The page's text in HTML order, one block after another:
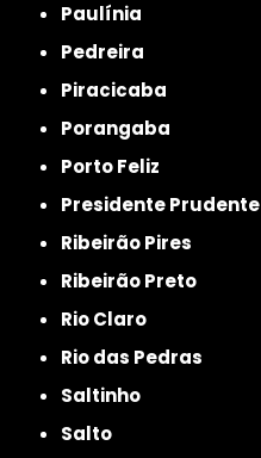
Paulínia
Pedreira
Piracicaba
Porangaba
Porto Feliz
Presidente Prudente
Ribeirão Pires
Ribeirão Preto
Rio Claro
Rio das Pedras
Saltinho
Salto